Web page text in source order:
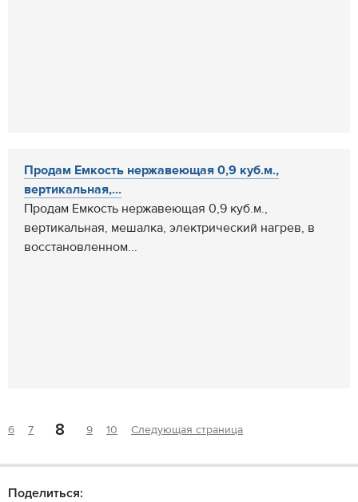
Продам Емкость нержавеющая 0,9 куб.м.,
вертикальная,...
Продам Емкость нержавеющая 0,9 куб.м.,
вертикальная, мешалка, электрический нагрев, в
восстановленном...
6 7 8 9 10 Следующая страница
Поделиться: